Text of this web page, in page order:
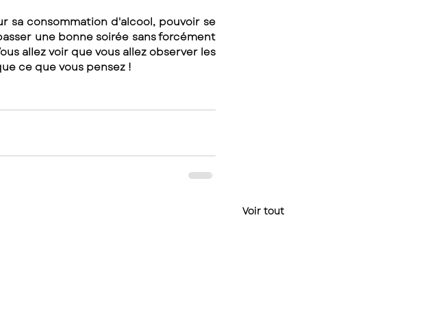
sa consommation d'alcool, pouvoir se
une bonne soirée sans forcément
allez voir que vous allez observer les
ce que vous pensez !
Voir tout